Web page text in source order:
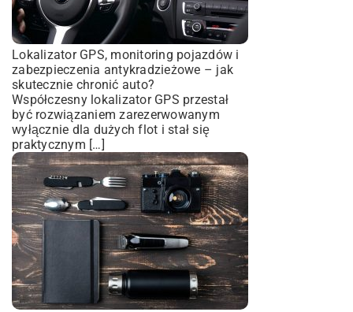
Lokalizator GPS, monitoring pojazdów i
zabezpieczenia antykradzieżowe – jak
skutecznie chronić auto?
Współczesny lokalizator GPS przestał
być rozwiązaniem zarezerwowanym
wyłącznie dla dużych flot i stał się
praktycznym […]